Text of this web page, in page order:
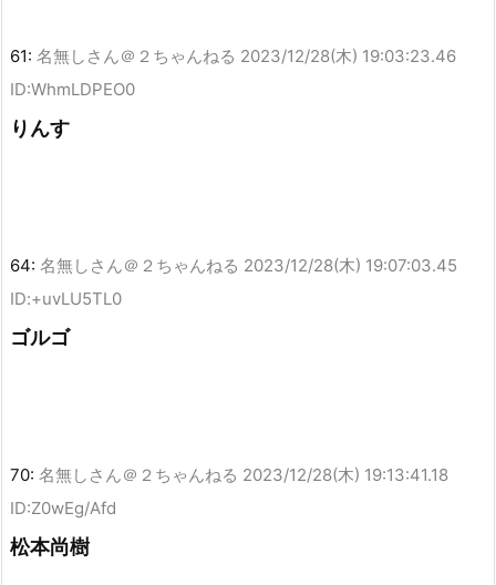
61: 名無しさん＠２ちゃんねる 2023/12/28(木) 19:03:23.46
ID:WhmLDPEO0
りんす
64: 名無しさん＠２ちゃんねる 2023/12/28(木) 19:07:03.45
ID:+uvLU5TL0
ゴルゴ
70: 名無しさん＠２ちゃんねる 2023/12/28(木) 19:13:41.18
ID:Z0wEg/Afd
松本尚樹